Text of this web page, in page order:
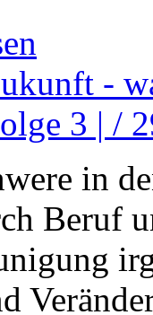
-
3 | /
in
Beruf